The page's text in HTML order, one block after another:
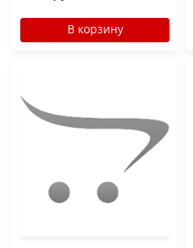
В корзину